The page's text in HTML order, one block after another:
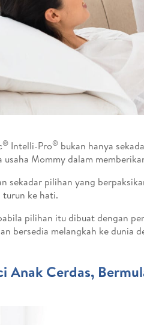
® Intelli-Pro® bukan hanya
usaha Mommy dalam
sekadar pilihan yang
turun ke hati.
pilihan itu dibuat dengan
bersedia melangkah ke dunia
Anak Cerdas,